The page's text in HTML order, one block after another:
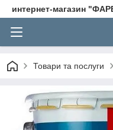
интернет-магазин
Товари та послуги